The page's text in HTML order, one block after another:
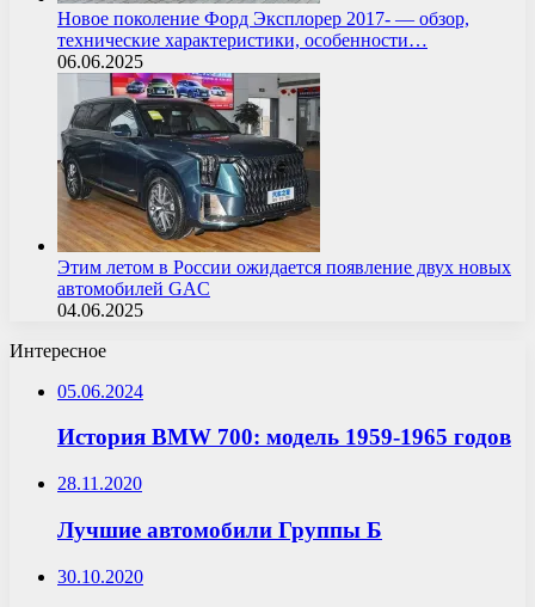
Новое поколение Форд Эксплорер 2017- — обзор,
технические характеристики, особенности…
06.06.2025
Этим летом в России ожидается появление двух новых
автомобилей GAC
04.06.2025
Интересное
05.06.2024
История BMW 700: модель 1959-1965 годов
28.11.2020
Лучшие автомобили Группы Б
30.10.2020